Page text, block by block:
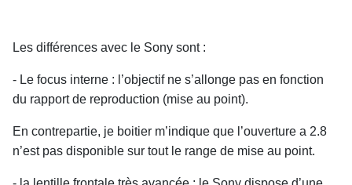
Les différences avec le Sony sont :
- Le focus interne : l’objectif ne s’allonge pas en fonction
du rapport de reproduction (mise au point).
En contrepartie, je boitier m’indique que l’ouverture a 2.8
n’est pas disponible sur tout le range de mise au point.